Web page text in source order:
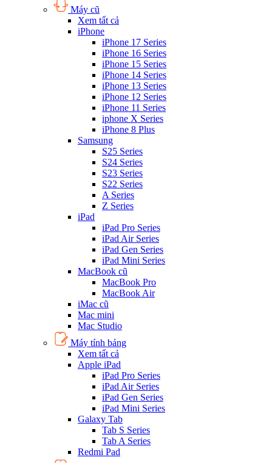
Máy cũ
Xem tất cả
iPhone
iPhone 17 Series
iPhone 16 Series
iPhone 15 Series
iPhone 14 Series
iPhone 13 Series
iPhone 12 Series
iPhone 11 Series
iphone X Series
iPhone 8 Plus
Samsung
S25 Series
S24 Series
S23 Series
S22 Series
A Series
Z Series
iPad
iPad Pro Series
iPad Air Series
iPad Gen Series
iPad Mini Series
MacBook cũ
MacBook Pro
MacBook Air
iMac cũ
Mac mini
Mac Studio
Máy tính bảng
Xem tất cả
Apple iPad
iPad Pro Series
iPad Air Series
iPad Gen Series
iPad Mini Series
Galaxy Tab
Tab S Series
Tab A Series
Redmi Pad